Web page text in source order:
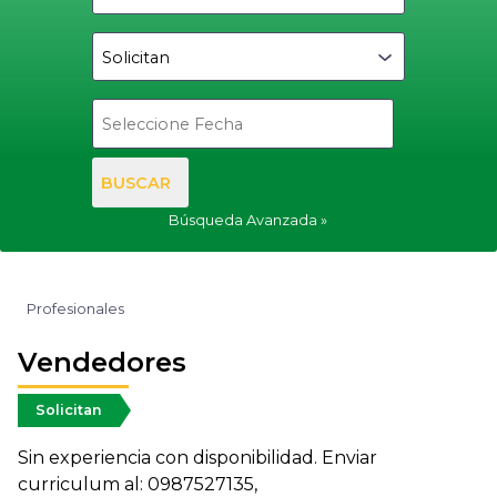
BUSCAR
Búsqueda Avanzada
Profesionales
Vendedores
Solicitan
Sin experiencia con disponibilidad. Enviar
curriculum al: 0987527135,